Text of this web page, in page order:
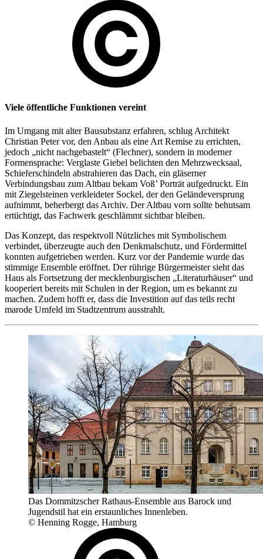
Viele öffentliche Funktionen vereint
Im Umgang mit alter Bausubstanz erfahren, schlug Architekt
Christian Peter vor, den Anbau als eine Art Remise zu errichten,
jedoch „nicht nachgebastelt“ (Flechner), sondern in moderner
Formensprache: Verglaste Giebel belichten den Mehrzwecksaal,
Schieferschindeln abstrahieren das Dach, ein gläserner
Verbindungsbau zum Altbau bekam Voß’ Porträt aufgedruckt. Ein
mit Ziegelsteinen verkleideter Sockel, der den Geländeversprung
aufnimmt, beherbergt das Archiv. Der Altbau vorn sollte behutsam
ertüchtigt, das Fachwerk geschlämmt sichtbar bleiben.
Das Konzept, das respektvoll Nützliches mit Symbolischem
verbindet, überzeugte auch den Denkmalschutz, und Fördermittel
konnten aufgetrieben werden. Kurz vor der Pandemie wurde das
stimmige Ensemble eröffnet. Der rührige Bürgermeister sieht das
Haus als Fortsetzung der mecklenburgischen „Literaturhäuser“ und
kooperiert bereits mit Schulen in der Region, um es bekannt zu
machen. Zudem hofft er, dass die Investition auf das teils recht
marode Umfeld im Stadtzentrum ausstrahlt.
Das Dommitzscher Rathaus-Ensemble aus Barock und
Jugendstil hat ein erstaunliches Innenleben.
© Henning Rogge, Hamburg